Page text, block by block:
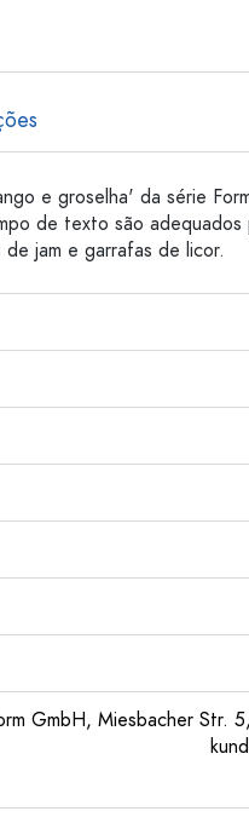
e groselha' da série
de texto são adequados
jam e garrafas de licor.
GmbH, Miesbacher Str.